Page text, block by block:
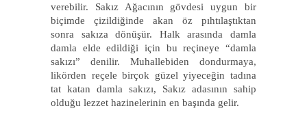
verebilir. Sakız Ağacının gövdesi uygun bir
biçimde çizildiğinde akan öz pıhtılaştıktan
sonra sakıza dönüşür. Halk arasında damla
damla elde edildiği için bu reçineye “damla
sakızı” denilir. Muhallebiden dondurmaya,
likörden reçele birçok güzel yiyeceğin tadına
tat katan damla sakızı, Sakız adasının sahip
olduğu lezzet hazinelerinin en başında gelir.